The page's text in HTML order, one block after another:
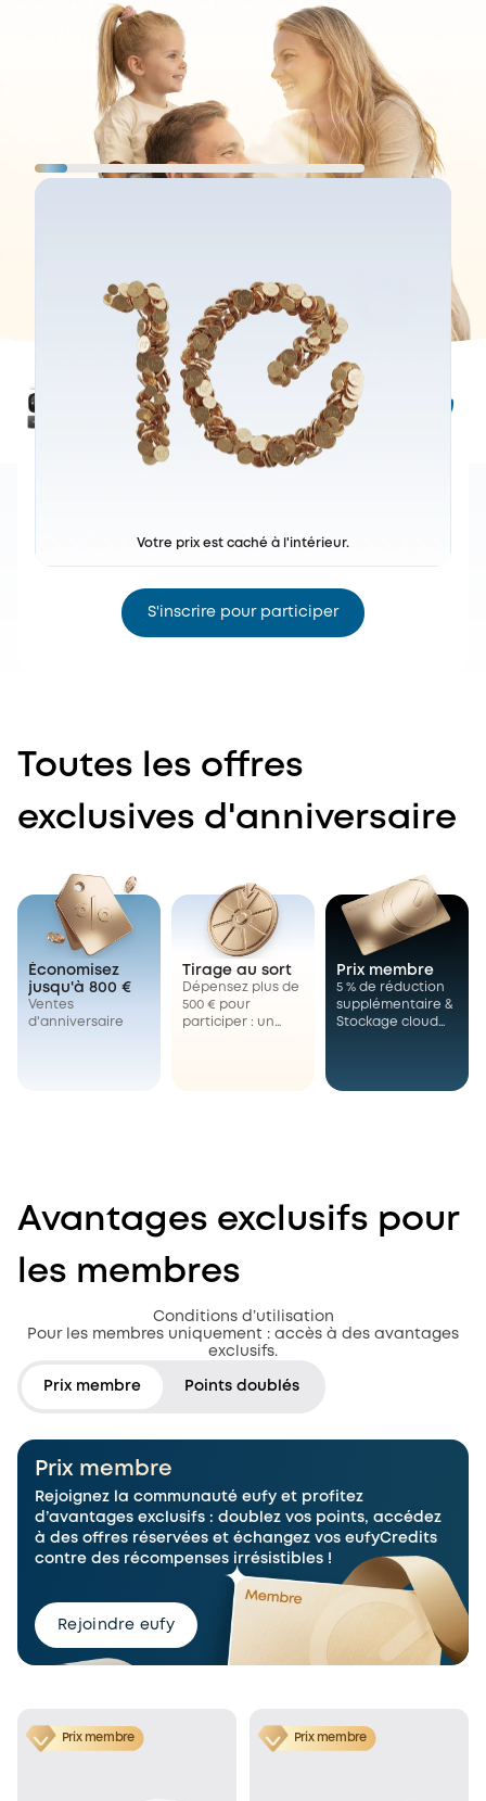
anniversaire
10% attribués
Votre prix est caché à l'intérieur.
S'inscrire pour participer
Toutes les offres
exclusives d'anniversaire
Économisez
jusqu'à 800 €
Ventes
d'anniversaire
Tirage au sort
Dépensez plus de
500 € pour
participer : un
Prix membre
5 % de réduction
supplémentaire &
Stockage cloud
Avantages exclusifs pour
les membres
Conditions d’utilisation
Pour les membres uniquement : accès à des avantages
exclusifs.
Prix membre Points doublés
Prix membre
Rejoignez la communauté eufy et profitez
d’avantages exclusifs : doublez vos points, accédez
à des offres réservées et échangez vos eufyCredits
contre des récompenses irrésistibles !
Rejoindre eufy
Prix membre Prix membre